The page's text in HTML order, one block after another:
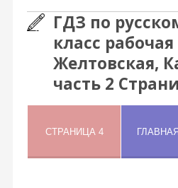
ГДЗ по
класс
Желтовская,
часть 2